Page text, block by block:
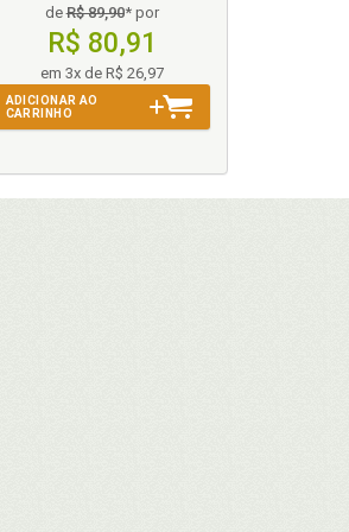
deR$ 89,90* por
R$ 80,91
em 3x de R$ 26,97
ADICIONAR AO
CARRINHO